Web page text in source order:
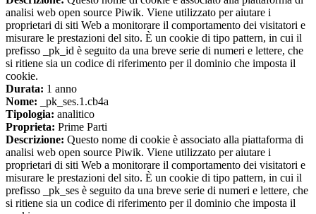
analisi web open source Piwik. Viene utilizzato per aiutare i
proprietari di siti Web a monitorare il comportamento dei visitatori e
misurare le prestazioni del sito. È un cookie di tipo pattern, in cui il
prefisso _pk_id è seguito da una breve serie di numeri e lettere, che
si ritiene sia un codice di riferimento per il dominio che imposta il
cookie.
Durata: 1 anno
Nome: _pk_ses.1.cb4a
Tipologia: analitico
Proprieta: Prime Parti
Descrizione: Questo nome di cookie è associato alla piattaforma di
analisi web open source Piwik. Viene utilizzato per aiutare i
proprietari di siti Web a monitorare il comportamento dei visitatori e
misurare le prestazioni del sito. È un cookie di tipo pattern, in cui il
prefisso _pk_ses è seguito da una breve serie di numeri e lettere, che
si ritiene sia un codice di riferimento per il dominio che imposta il